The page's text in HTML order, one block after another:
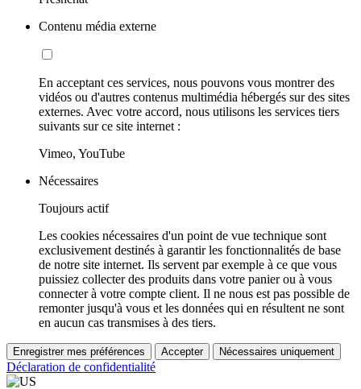
Contenu média externe
En acceptant ces services, nous pouvons vous montrer des
vidéos ou d'autres contenus multimédia hébergés sur des sites
externes. Avec votre accord, nous utilisons les services tiers
suivants sur ce site internet :
Vimeo, YouTube
Nécessaires
Toujours actif
Les cookies nécessaires d'un point de vue technique sont
exclusivement destinés à garantir les fonctionnalités de base
de notre site internet. Ils servent par exemple à ce que vous
puissiez collecter des produits dans votre panier ou à vous
connecter à votre compte client. Il ne nous est pas possible de
remonter jusqu'à vous et les données qui en résultent ne sont
en aucun cas transmises à des tiers.
Enregistrer mes préférences Accepter Nécessaires uniquement
Déclaration de confidentialité